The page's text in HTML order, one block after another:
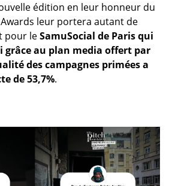
édition en leur honneur du
leur portera autant de
pour leSamuSocial de Paris qui
grâce au plan media offert par
des campagnes primées a
de 53,7%.